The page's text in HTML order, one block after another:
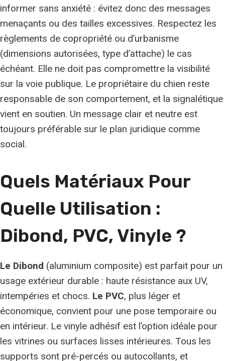
informer sans anxiété : évitez donc des messages
menaçants ou des tailles excessives. Respectez les
règlements de copropriété ou d’urbanisme
(dimensions autorisées, type d’attache) le cas
échéant. Elle ne doit pas compromettre la visibilité
sur la voie publique. Le propriétaire du chien reste
responsable de son comportement, et la signalétique
vient en soutien. Un message clair et neutre est
toujours préférable sur le plan juridique comme
social.
Quels Matériaux Pour
Quelle Utilisation :
Dibond, PVC, Vinyle ?
Le Dibond (aluminium composite) est parfait pour un
usage extérieur durable : haute résistance aux UV,
intempéries et chocs. Le PVC, plus léger et
économique, convient pour une pose temporaire ou
en intérieur. Le vinyle adhésif est l’option idéale pour
les vitrines ou surfaces lisses intérieures. Tous les
supports sont pré-percés ou autocollants, et